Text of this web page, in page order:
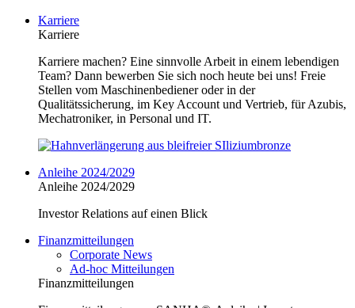
Karriere
Karriere
Karriere machen? Eine sinnvolle Arbeit in einem lebendigen
Team? Dann bewerben Sie sich noch heute bei uns! Freie
Stellen vom Maschinenbediener oder in der
Qualitätssicherung, im Key Account und Vertrieb, für Azubis,
Mechatroniker, in Personal und IT.
Anleihe 2024/2029
Anleihe 2024/2029
Investor Relations auf einen Blick
Finanzmitteilungen
Corporate News
Ad-hoc Mitteilungen
Finanzmitteilungen